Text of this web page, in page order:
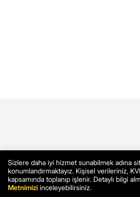
Sizlere daha iyi hizmet sunabilmek adına
konumlandırmaktayız. Kişisel verileriniz,
kapsamında toplanıp işlenir. Detaylı bilgi
Metnimizi inceleyebilirsiniz.